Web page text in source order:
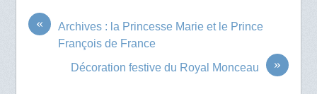
«
Archives : la Princesse Marie et le Prince
François de France
»
Décoration festive du Royal Monceau